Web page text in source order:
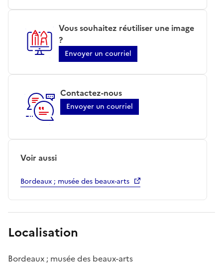
Vous souhaitez réutiliser une image
?
Envoyer un courriel
Contactez-nous
Envoyer un courriel
Voir aussi
Bordeaux ; musée des beaux-arts
Localisation
Bordeaux ; musée des beaux-arts